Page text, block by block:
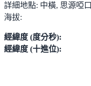
詳細地點: 中橫, 思源啞口
海拔:
經緯度 (度分秒):
經緯度 (十進位):